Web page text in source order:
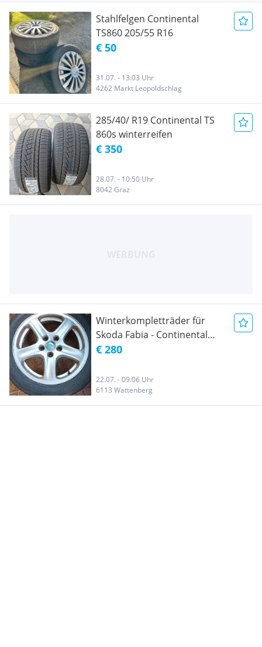
Stahlfelgen Continental
TS860 205/55 R16
€ 50
31.07. - 13:03 Uhr
4262 Markt Leopoldschlag
285/40/ R19 Continental TS
860s winterreifen
€ 350
28.07. - 10:50 Uhr
8042 Graz
Winterkompletträder für
Skoda Fabia - Continental
WinterContact TS 860
€ 280
22.07. - 09:06 Uhr
6113 Wattenberg